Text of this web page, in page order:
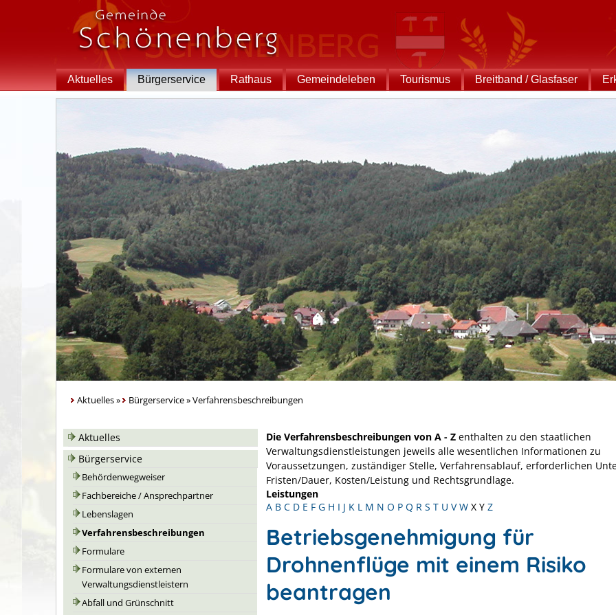
Aktuelles Bürgerservice Rathaus Gemeindeleben Tourismus Breitband / Glasfaser
Aktuelles» Bürgerservice»Verfahrensbeschreibungen
Aktuelles
Bürgerservice
Behördenwegweiser
Fachbereiche / Ansprechpartner
Lebenslagen
Verfahrensbeschreibungen
Formulare
Formulare von externen
Verwaltungsdienstleistern
Abfall und Grünschnitt
Die Verfahrensbeschreibungen von A - Z enthalten zu den staatlichen
Verwaltungsdienstleistungen jeweils alle wesentlichen Informationen zu
Voraussetzungen, zuständiger Stelle, Verfahrensablauf, erforderlichen
Fristen/Dauer, Kosten/Leistung und Rechtsgrundlage.
Leistungen
A B C D E F G H I J K L M N O P Q R S T U V W X Y Z
Betriebsgenehmigung für
Drohnenflüge mit einem Risiko
beantragen